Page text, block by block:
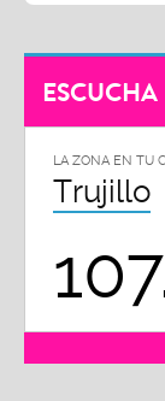
LA ZONA EN TU
Trujillo